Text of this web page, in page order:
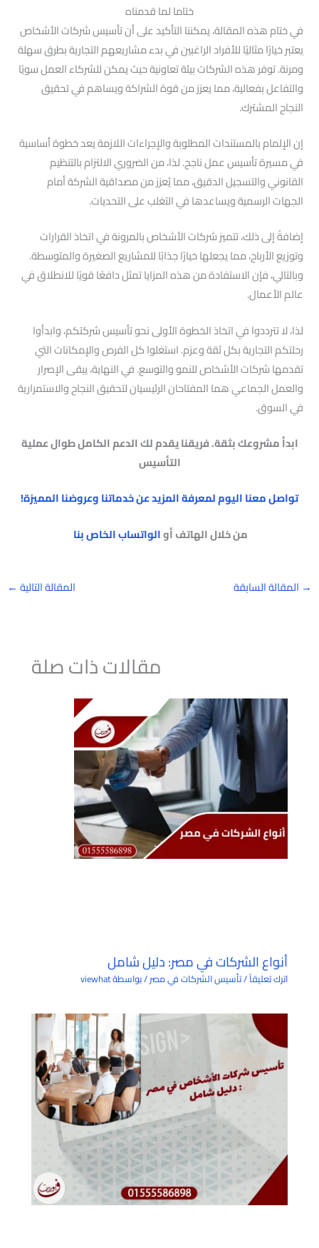
ختاما لما قدمناه
في ختام هذه المقالة، يمكننا التأكيد على أن تأسيس شركات الأشخاص
يعتبر خيارًا مثاليًا للأفراد الراغبين في بدء مشاريعهم التجارية بطرق سهلة
ومرنة. توفر هذه الشركات بيئة تعاونية حيث يمكن للشركاء العمل سويًا
والتفاعل بفعالية، مما يعزز من قوة الشراكة ويساهم في تحقيق
النجاح المشترك.
إن الإلمام بالمستندات المطلوبة والإجراءات اللازمة يعد خطوة أساسية
في مسيرة تأسيس عمل ناجح. لذا، من الضروري الالتزام بالتنظيم
القانوني والتسجيل الدقيق، مما يُعزز من مصداقية الشركة أمام
الجهات الرسمية ويساعدها في التغلب على التحديات.
إضافةً إلى ذلك، تتميز شركات الأشخاص بالمرونة في اتخاذ القرارات
وتوزيع الأرباح، مما يجعلها خيارًا جذابًا للمشاريع الصغيرة والمتوسطة.
وبالتالي، فإن الاستفادة من هذه المزايا تمثل دافعًا قويًا للانطلاق في
عالم الأعمال.
لذا، لا تترددوا في اتخاذ الخطوة الأولى نحو تأسيس شركتكم، وابدأوا
رحلتكم التجارية بكل ثقة وعزم. استغلوا كل الفرص والإمكانات التي
تقدمها شركات الأشخاص للنمو والتوسع. في النهاية، يبقى الإصرار
والعمل الجماعي هما المفتاحان الرئيسيان لتحقيق النجاح والاستمرارية
في السوق.
ابدأ مشروعك بثقة. فريقنا يقدم لك الدعم الكامل طوال عملية
التأسيس
تواصل معنا اليوم لمعرفة المزيد عن خدماتنا وعروضنا المميزة!
من خلال الهاتف أوالواتساب الخاص بنا
→ المقالة السابقة المقالة التالية ←
مقالات ذات صلة
أنواع الشركات في مصر: دليل شامل
اترك تعليقاً/تأسيس الشركات في مصر/ بواسطةviewhat